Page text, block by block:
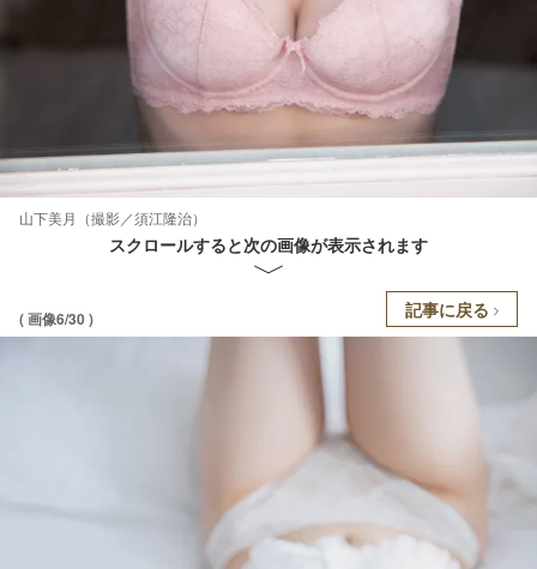
山下美月（撮影／須江隆治）
スクロールすると次の画像が表示されます
( 画像6/30 ) 記事に戻る